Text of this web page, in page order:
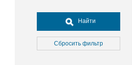
Досуг, туризм и отдых
Культура
Медицина
Найти
Сбросить фильтр